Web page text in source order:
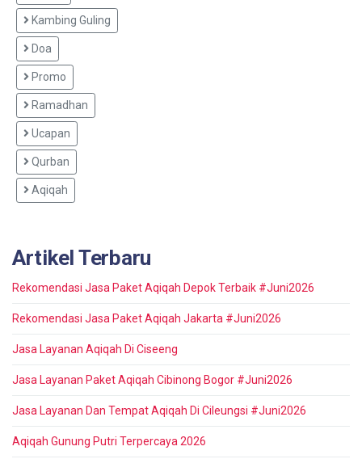
Kambing Guling
Doa
Promo
Ramadhan
Ucapan
Qurban
Aqiqah
Artikel Terbaru
Rekomendasi Jasa Paket Aqiqah Depok Terbaik #Juni2026
Rekomendasi Jasa Paket Aqiqah Jakarta #Juni2026
Jasa Layanan Aqiqah Di Ciseeng
Jasa Layanan Paket Aqiqah Cibinong Bogor #Juni2026
Jasa Layanan Dan Tempat Aqiqah Di Cileungsi #Juni2026
Aqiqah Gunung Putri Terpercaya 2026